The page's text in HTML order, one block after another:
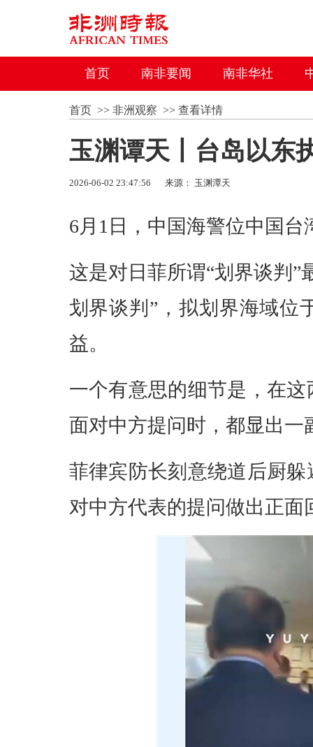
首页 南非要闻 南非华社
首页>> 非洲观察 >> 查看详情
玉渊谭天丨台岛以东
2026-06-02 23:47:56 来源： 玉渊潭天
6月1日，中国海警位中国
这是对日菲所谓“划界谈判
划界谈判”，拟划界海域位
益。
一个有意思的细节是，在
面对中方提问时，都显出一
菲律宾防长刻意绕道后厨
对中方代表的提问做出正面